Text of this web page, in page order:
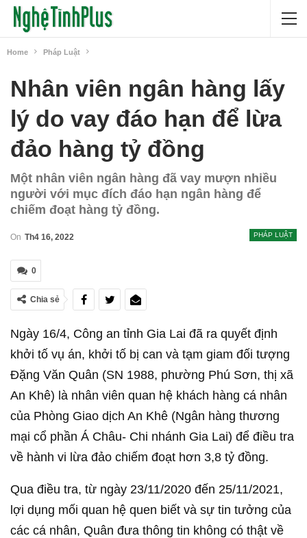
Home Pháp Luật
Nhân viên ngân hàng lấy
lý do vay đáo hạn để lừa
đảo hàng tỷ đồng
Một nhân viên ngân hàng đã vay mượn nhiều
người với mục đích đáo hạn ngân hàng để
chiếm đoạt hàng tỷ đồng.
PHÁP LUẬT
On Th4 16, 2022
0
Chia sẻ
Ngày 16/4, Công an tỉnh Gia Lai đã ra quyết định
khởi tố vụ án, khởi tố bị can và tạm giam đối tượng
Đặng Văn Quân (SN 1988, phường Phú Sơn, thị xã
An Khê) là nhân viên quan hệ khách hàng cá nhân
của Phòng Giao dịch An Khê (Ngân hàng thương
mại cổ phần Á Châu- Chi nhánh Gia Lai) để điều tra
về hành vi lừa đảo chiếm đoạt hơn 3,8 tỷ đồng.
Qua điều tra, từ ngày 23/11/2020 đến 25/11/2021,
lợi dụng mối quan hệ quen biết và sự tin tưởng của
các cá nhân, Quân đưa thông tin không có thật về